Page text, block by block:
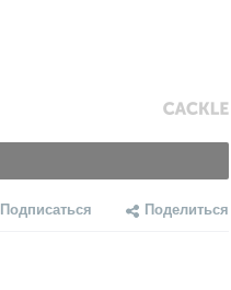
Подписаться Поделиться